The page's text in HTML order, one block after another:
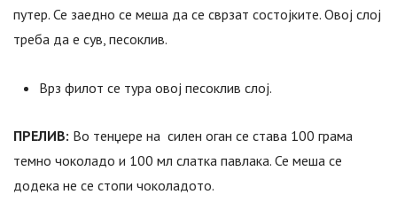
путер. Се заедно се меша да се сврзат состојките. Овој слој
треба да е сув, песоклив.
Врз филот се тура овој песоклив слој.
ПРЕЛИВ: Во тенџере на силен оган се става 100 грама
темно чоколадо и 100 мл слатка павлака. Се меша се
додека не се стопи чоколадото.